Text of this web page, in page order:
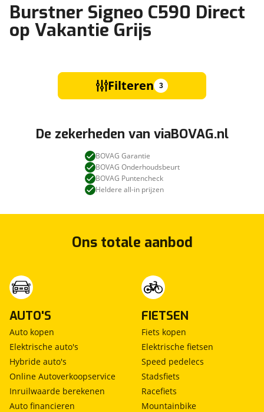
Burstner Signeo C590 Direct
op Vakantie Grijs
Filteren 3
De zekerheden van viaBOVAG.nl
BOVAG Garantie
BOVAG Onderhoudsbeurt
BOVAG Puntencheck
Heldere all-in prijzen
Ons totale aanbod
AUTO'S
Auto kopen
Elektrische auto's
Hybride auto's
Online Autoverkoopservice
Inruilwaarde berekenen
Auto financieren
FIETSEN
Fiets kopen
Elektrische fietsen
Speed pedelecs
Stadsfiets
Racefiets
Mountainbike